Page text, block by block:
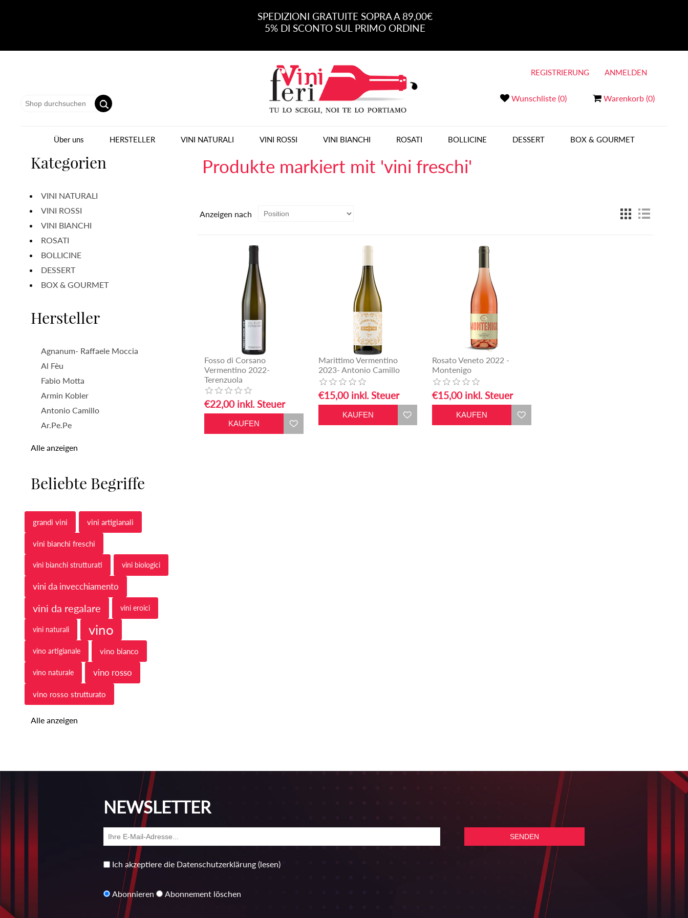
SPEDIZIONI GRATUITE SOPRA A 89,00€
5% DI SCONTO SUL PRIMO ORDINE
Wunschliste (0) Warenkorb (0)
REGISTRIERUNG ANMELDEN
Über uns HERSTELLER VINI NATURALI VINI ROSSI VINI BIANCHI ROSATI BOLLICINE DESSERT BOX & GOURMET
Kategorien
VINI NATURALI
VINI ROSSI
VINI BIANCHI
ROSATI
BOLLICINE
DESSERT
BOX & GOURMET
Hersteller
Agnanum- Raffaele Moccia
Al Fèu
Fabio Motta
Armin Kobler
Antonio Camillo
Ar.Pe.Pe
Alle anzeigen
Beliebte Begriffe
grandi vini vini artigianali
vini bianchi freschi
vini bianchi strutturati vini biologici
vini da invecchiamento
vini da regalare vini eroici
vini naturali vino
vino artigianale vino bianco
vino naturale vino rosso
vino rosso strutturato
Alle anzeigen
Produkte markiert mit 'vini freschi'
Anzeigen nach
Fosso di Corsano
Vermentino 2022-
Terenzuola
€22,00 inkl. Steuer
Marittimo Vermentino
2023- Antonio Camillo
€15,00 inkl. Steuer
Rosato Veneto 2022 -
Montenigo
€15,00 inkl. Steuer
NEWSLETTER
Ich akzeptiere die Datenschutzerklärung (lesen)
Abonnieren Abonnement löschen